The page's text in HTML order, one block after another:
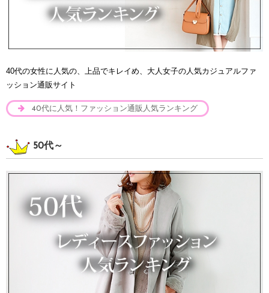
40代の女性に人気の、上品でキレイめ、大人女子の人気カジュアルファ
ッション通販サイト
40代に人気！ファッション通販人気ランキング
50代～